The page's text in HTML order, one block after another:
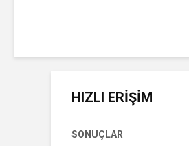
HIZLI ERİŞİM
SONUÇLAR